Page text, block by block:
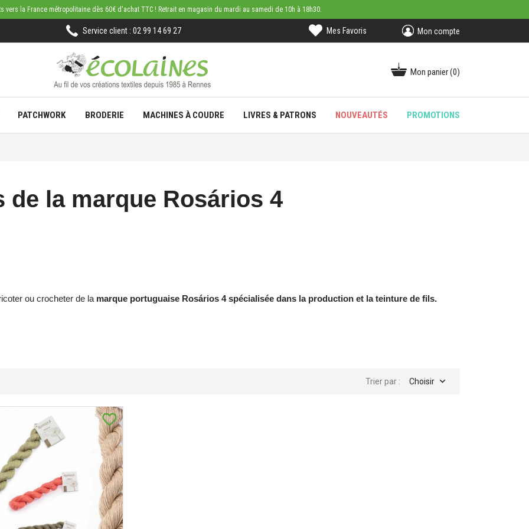
vers la France métropolitaine dès 60€ d'achat TTC ! Retrait en magasin du mardi au samedi de 10h à 18h30.
Service client : 02 99 14 69 27 Mes Favoris Mon compte
Mon panier(0)
PATCHWORK BRODERIE MACHINES À COUDRE LIVRES & PATRONS NOUVEAUTÉS PROMOTIONS
la marque Rosários 4
ou crocheter de la marque portuguaise Rosários 4 spécialisée dans la production et la teinture de fils.
Trier par : Choisir 
favorite_border